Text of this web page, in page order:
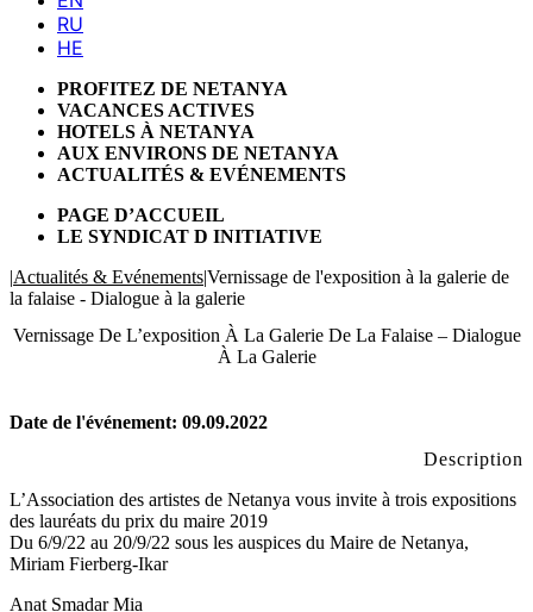
PROFITEZ DE NETANYA
VACANCES ACTIVES
HOTELS À NETANYA
AUX ENVIRONS DE NETANYA
ACTUALITÉS & EVÉNEMENTS
PAGE D’ACCUEIL
LE SYNDICAT D INITIATIVE
|Actualités & Evénements|Vernissage de l'exposition à la galerie de
la falaise - Dialogue à la galerie
Vernissage De L’exposition À La Galerie De La Falaise – Dialogue
À La Galerie
Date de l'événement: 09.09.2022
Description
L’Association des artistes de Netanya vous invite à trois expositions
des lauréats du prix du maire 2019
Du 6/9/22 au 20/9/22 sous les auspices du Maire de Netanya,
Miriam Fierberg-Ikar
Anat Smadar Mia